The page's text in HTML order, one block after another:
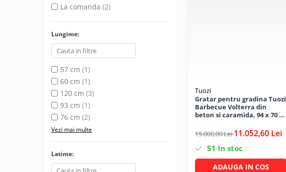
Accesorii polizare si slefuire
Materiale electrice
Sarma constructii
Scule, unelte si masini
Suruburi, dibluri si accesorii
La comanda (2)
Lungime:
57 cm (1)
60 cm (1)
120 cm (3)
93 cm (1)
76 cm (2)
Vezi mai multe
Latime:
Tuozi
Gratar pentru gradina Tuozi
Barbecue Volterra din
beton si caramida, 94 x 70 x
15.000,00 Lei11.052,60 Lei
51 In stoc
ADAUGA IN COS